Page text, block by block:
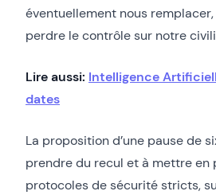
éventuellement nous
perdre le contrôle sur notre
Lire aussi: Intelligence
dates
La proposition d’une pause de
prendre du recul et à mettre en
protocoles de sécurité stricts,